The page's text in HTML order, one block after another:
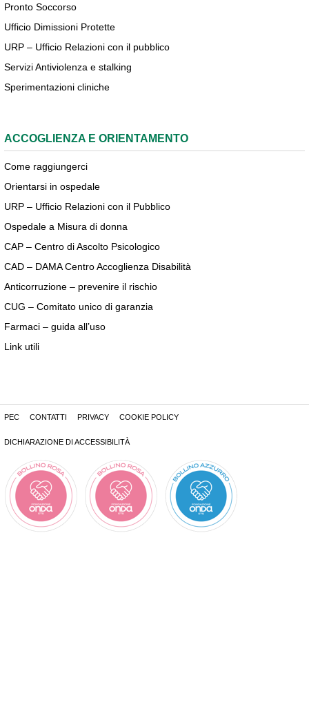
Pronto Soccorso
Ufficio Dimissioni Protette
URP – Ufficio Relazioni con il pubblico
Servizi Antiviolenza e stalking
Sperimentazioni cliniche
ACCOGLIENZA E ORIENTAMENTO
Come raggiungerci
Orientarsi in ospedale
URP – Ufficio Relazioni con il Pubblico
Ospedale a Misura di donna
CAP – Centro di Ascolto Psicologico
CAD – DAMA Centro Accoglienza Disabilità
Anticorruzione – prevenire il rischio
CUG – Comitato unico di garanzia
Farmaci – guida all’uso
Link utili
PEC CONTATTI PRIVACY COOKIE POLICY
DICHIARAZIONE DI ACCESSIBILITÀ